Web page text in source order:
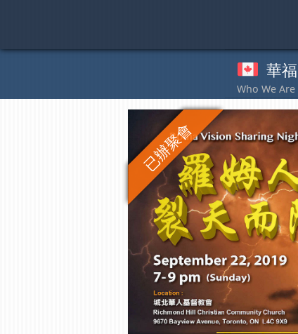
content
華福